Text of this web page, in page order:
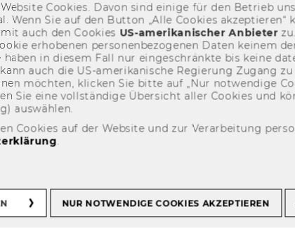
Coo­kies. Davon sind ei­ni­ge für den Be­trieb
Wenn Sie auf den But­ton „Alle Coo­kies ak­zep­tie­ren“
auch den Coo­kies US-​amerikanischer An­bie­ter
er­ho­be­nen per­so­nen­be­zo­ge­nen Daten kei­nem
haben in die­sem Fall nur ein­ge­schränk­te bis keine
auch die US-​amerikanische Re­gie­rung Zu­gang
möch­ten, kli­cken Sie bitte auf „Nur not­wen­di­ge
Sie eine voll­stän­di­ge Über­sicht aller Coo­kies und
aus­wäh­len.
Cookies auf der Website und zur Verarbeitung
.
NUR NOTWENDIGE COOKIES AKZEPTIEREN